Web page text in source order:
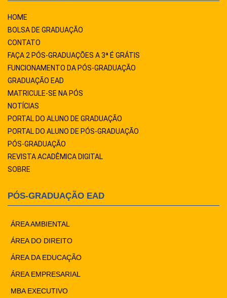
HOME
BOLSA DE GRADUAÇÃO
CONTATO
FAÇA 2 PÓS-GRADUAÇÕES A 3ª É GRÁTIS
FUNCIONAMENTO DA PÓS-GRADUAÇÃO
GRADUAÇÃO EAD
MATRICULE-SE NA PÓS
NOTÍCIAS
PORTAL DO ALUNO DE GRADUAÇÃO
PORTAL DO ALUNO DE PÓS-GRADUAÇÃO
PÓS-GRADUAÇÃO
REVISTA ACADÊMICA DIGITAL
SOBRE
PÓS-GRADUAÇÃO EAD
ÁREA AMBIENTAL
ÁREA DO DIREITO
ÁREA DA EDUCAÇÃO
ÁREA EMPRESARIAL
MBA EXECUTIVO